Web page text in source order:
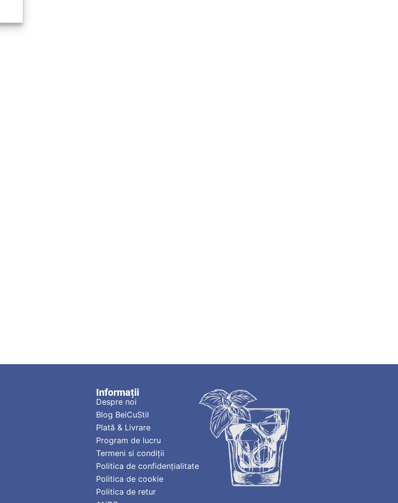
Informații
Despre noi
Blog BeiCuStil
Plată & Livrare
Program de lucru
Termeni si condiții
Politica de confidențialitate
Politica de cookie
Politica de retur